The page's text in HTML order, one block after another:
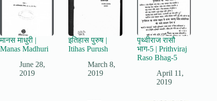
मानस माधुरी |
Manas Madhuri
June 28,
2019
इतिहास पुरुष |
Itihas Purush
March 8,
2019
पृथ्वीराज रासौ
भाग-5 | Prithviraj
Raso Bhag-5
April 11,
2019